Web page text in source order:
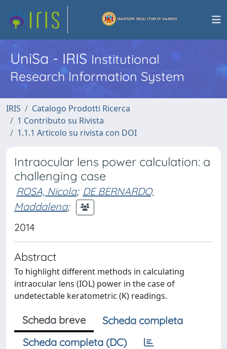
UniSa - IRISInstitutional
Research Information System
IRIS
Catalogo Prodotti Ricerca
1 Contributo su Rivista
1.1.1 Articolo su rivista con DOI
Intraocular lens power calculation: a
challenging case
ROSA, Nicola; DE BERNARDO,
Maddalena;
2014
Abstract
To highlight different methods in calculating
intraocular lens (IOL) power in the case of
undetectable keratometric (K) readings.
Scheda breve
Scheda completa
Scheda completa (DC)